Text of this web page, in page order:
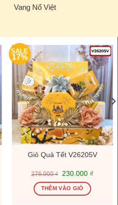
Vang Nổ Việt
SALE
17%
Giỏ Quà Tết V26205V
276.000₫
Giá
là:
276.000 ₫.
230.000 ₫Giá
THÊM VÀO GIỎ